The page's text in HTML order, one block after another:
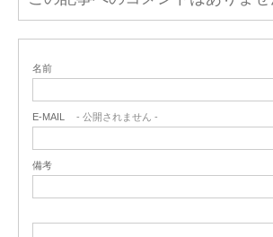
名前
E-MAIL - 公開されません -
備考